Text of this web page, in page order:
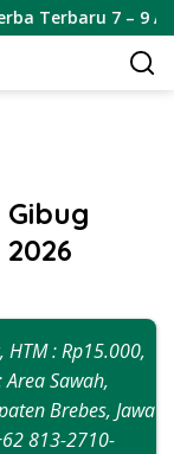
Agustus 2026
, HTM : Rp15.000,
Sawah,
Brebes, Jawa
813-2710-